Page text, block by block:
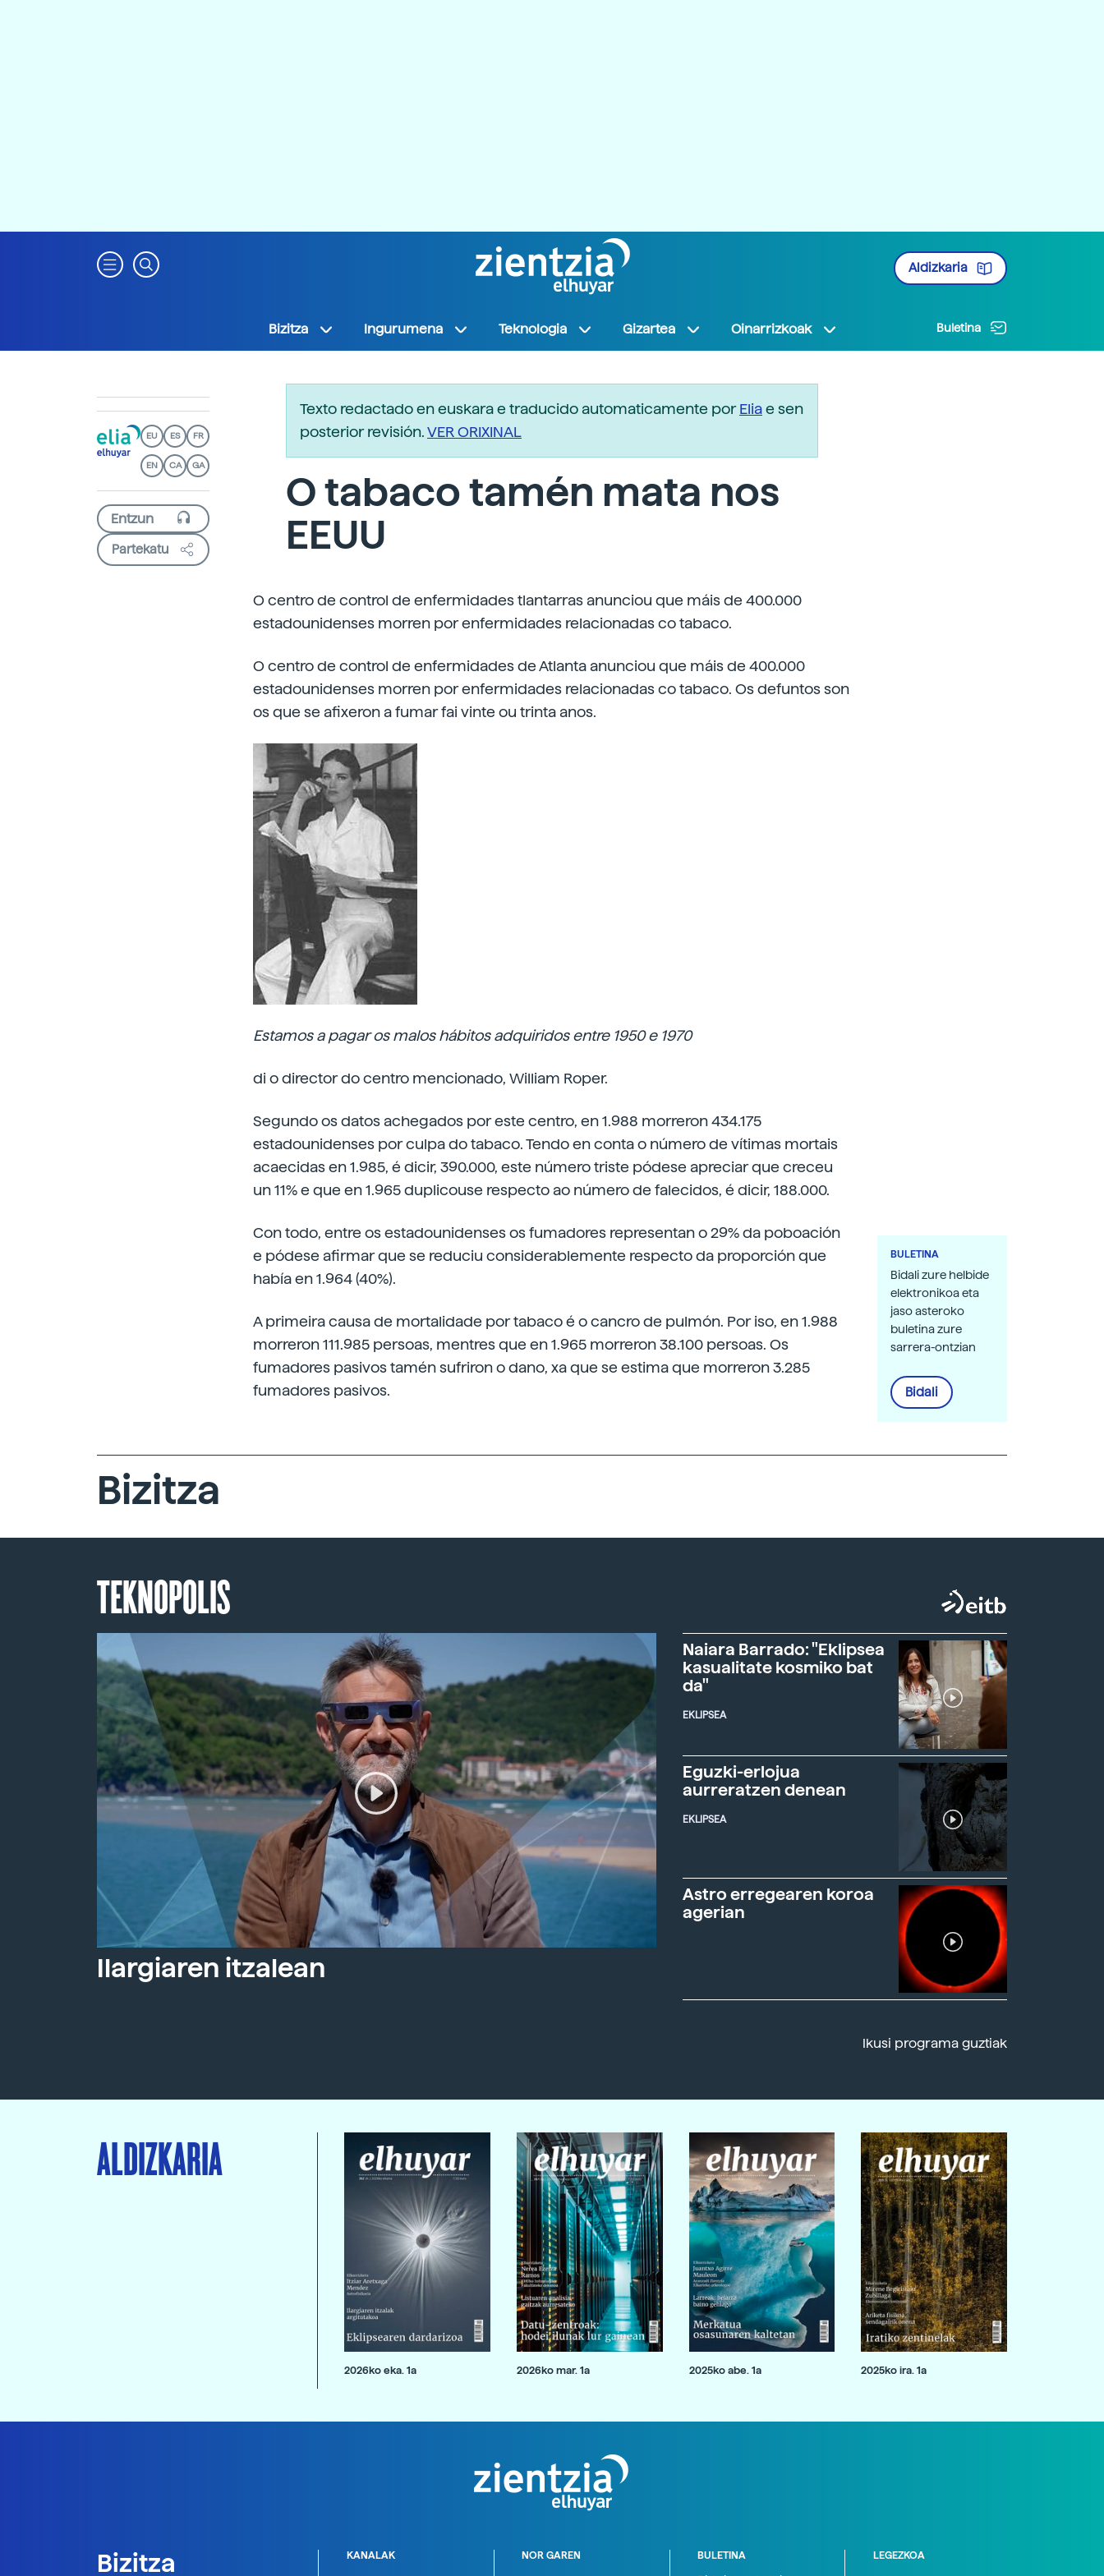
Aldizkaria
Bizitza Ingurumena Teknologia Gizartea Oinarrizkoak Buletina
EU ES FR
EN CA GA
Partekatu
Texto redactado en euskara e traducido automaticamente porEliae sen
posterior revisión.VER ORIXINAL
O tabaco tamén mata nos
EEUU
O centro de control de enfermidades tlantarras anunciou que máis de 400.000
estadounidenses morren por enfermidades relacionadas co tabaco.
O centro de control de enfermidades de Atlanta anunciou que máis de 400.000
estadounidenses morren por enfermidades relacionadas co tabaco. Os defuntos son
os que se afixeron a fumar fai vinte ou trinta anos.
Estamos a pagar os malos hábitos adquiridos entre 1950 e 1970
di o director do centro mencionado, William Roper.
Segundo os datos achegados por este centro, en 1.988 morreron 434.175
estadounidenses por culpa do tabaco. Tendo en conta o número de vítimas mortais
acaecidas en 1.985, é dicir, 390.000, este número triste pódese apreciar que creceu
un 11% e que en 1.965 duplicouse respecto ao número de falecidos, é dicir, 188.000.
Con todo, entre os estadounidenses os fumadores representan o 29% da poboación
e pódese afirmar que se reduciu considerablemente respecto da proporción que
había en 1.964 (40%).
A primeira causa de mortalidade por tabaco é o cancro de pulmón. Por iso, en 1.988
morreron 111.985 persoas, mentres que en 1.965 morreron 38.100 persoas. Os
fumadores pasivos tamén sufriron o dano, xa que se estima que morreron 3.285
fumadores pasivos.
BULETINA
Bidali zure helbide
elektronikoa eta
jaso asteroko
buletina zure
sarrera-ontzian
Bidali
Bizitza
TEKNOPOLIS
Ilargiaren itzalean
Naiara Barrado: "Eklipsea
kasualitate kosmiko bat
da"
EKLIPSEA
Eguzki-erlojua
aurreratzen denean
EKLIPSEA
Astro erregearen koroa
agerian
Ikusi programa guztiak
ALDIZKARIA
2026ko eka. 1a 2026ko mar. 1a 2025ko abe. 1a 2025ko ira. 1a
Bizitza
KANALAK NOR GAREN BULETINA LEGEZKOA